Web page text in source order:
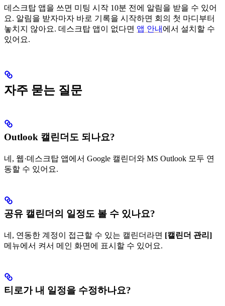
데스크탑 앱을 쓰면 미팅 시작 10분 전에 알림을 받을 수 있어
요. 알림을 받자마자 바로 기록을 시작하면 회의 첫 마디부터
놓치지 않아요. 데스크탑 앱이 없다면 앱 안내 에서 설치할 수
있어요.
자주 묻는 질문
Outlook 캘린더도 되나요?
네, 웹·데스크탑 앱에서 Google 캘린더와 MS Outlook 모두 연
동할 수 있어요.
공유 캘린더의 일정도 볼 수 있나요?
네, 연동한 계정이 접근할 수 있는 캘린더라면 [캘린더 관리]
메뉴에서 켜서 메인 화면에 표시할 수 있어요.
티로가 내 일정을 수정하나요?